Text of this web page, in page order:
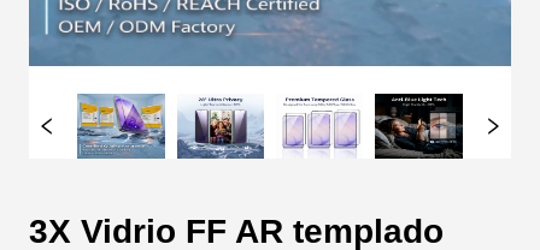
3X Vidrio FF AR templado